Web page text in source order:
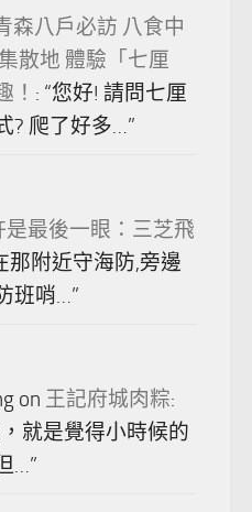
森八戶必訪 八食中
散地 體驗「七厘
！ : “您好! 請問七厘
? 爬了好多…”
是最後一眼：三芝飛
那附近守海防,旁邊
班哨…”
on 王記府城肉粽:
就是覺得小時候的
…”